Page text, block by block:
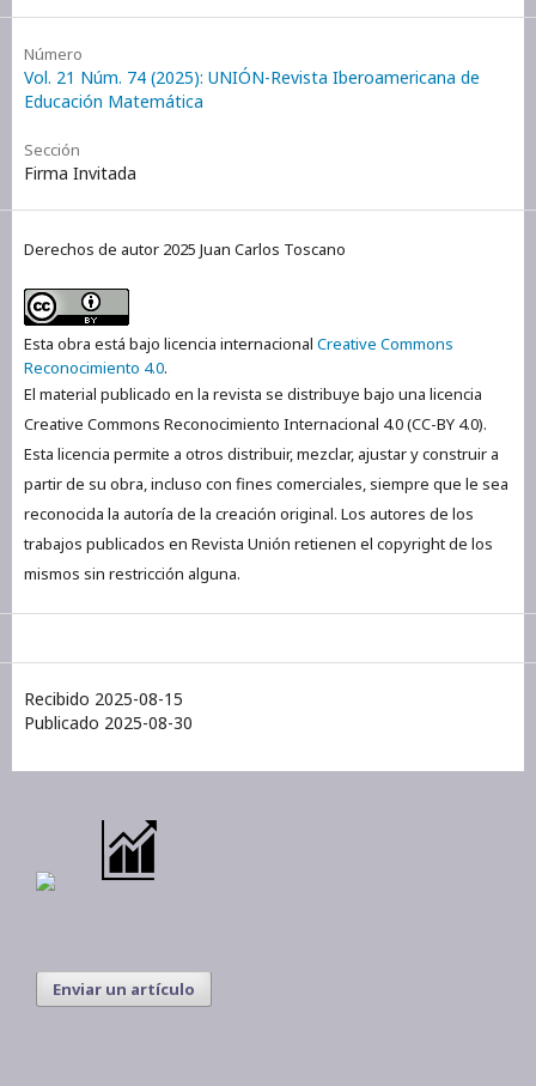
Número
Vol. 21 Núm. 74 (2025): UNIÓN-Revista Iberoamericana de
Educación Matemática
Sección
Firma Invitada
Derechos de autor 2025 Juan Carlos Toscano
Esta obra está bajo licencia internacional Creative Commons
Reconocimiento 4.0.
El material publicado en la revista se distribuye bajo una licencia
Creative Commons Reconocimiento Internacional 4.0 (CC-BY 4.0).
Esta licencia permite a otros distribuir, mezclar, ajustar y construir a
partir de su obra, incluso con fines comerciales, siempre que le sea
reconocida la autoría de la creación original. Los autores de los
trabajos publicados en Revista Unión retienen el copyright de los
mismos sin restricción alguna.
Recibido 2025-08-15
Publicado 2025-08-30
Enviar un artículo